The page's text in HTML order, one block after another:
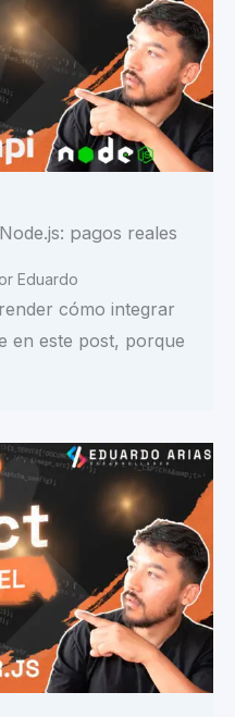
pagos reales
Eduardo
cómo integrar
en este post, porque